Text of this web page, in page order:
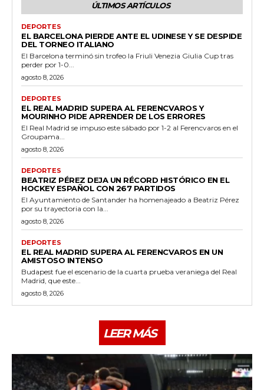
ÚLTIMOS ARTÍCULOS
DEPORTES
EL BARCELONA PIERDE ANTE EL UDINESE Y SE DESPIDE
DEL TORNEO ITALIANO
El Barcelona terminó sin trofeo la Friuli Venezia Giulia Cup tras
perder por 1-0...
agosto 8, 2026
DEPORTES
EL REAL MADRID SUPERA AL FERENCVAROS Y
MOURINHO PIDE APRENDER DE LOS ERRORES
El Real Madrid se impuso este sábado por 1-2 al Ferencvaros en el
Groupama...
agosto 8, 2026
DEPORTES
BEATRIZ PÉREZ DEJA UN RÉCORD HISTÓRICO EN EL
HOCKEY ESPAÑOL CON 267 PARTIDOS
El Ayuntamiento de Santander ha homenajeado a Beatriz Pérez
por su trayectoria con la...
agosto 8, 2026
DEPORTES
EL REAL MADRID SUPERA AL FERENCVAROS EN UN
AMISTOSO INTENSO
Budapest fue el escenario de la cuarta prueba veraniega del Real
Madrid, que este...
agosto 8, 2026
LEER MÁS